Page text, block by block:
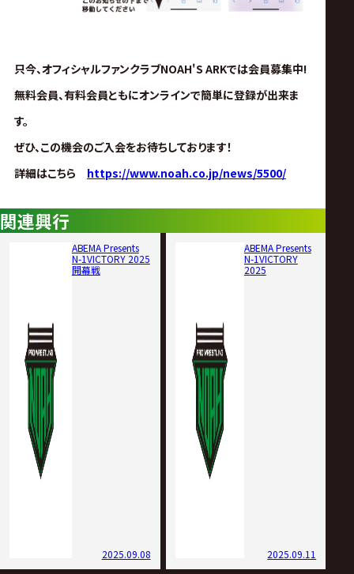
只今、オフィシャルファンクラブNOAH'S ARKでは会員募集中!
無料会員、有料会員ともにオンラインで簡単に登録が出来ま
す。
ぜひ、この機会のご入会をお待ちしております！
詳細はこちら https://www.noah.co.jp/news/5500/
関連興行
ABEMA Presents
N-1VICTORY 2025
開幕戦
2025.09.08
ABEMA Presents
N-1VICTORY
2025
2025.09.11